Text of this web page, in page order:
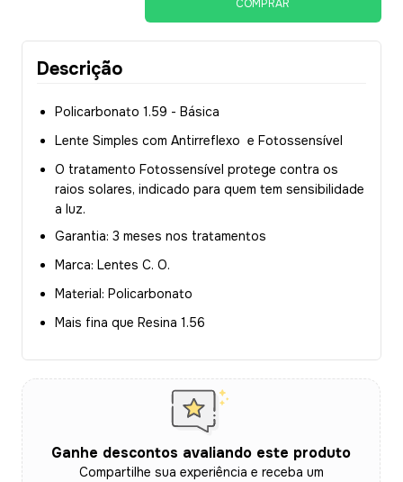
Descrição
Policarbonato 1.59 - Básica
Lente Simples com Antirreflexo e Fotossensível
O tratamento Fotossensível protege contra os
raios solares, indicado para quem tem sensibilidade
a luz.
Garantia: 3 meses nos tratamentos
Marca: Lentes C. O.
Material: Policarbonato
Mais fina que Resina 1.56
Ganhe descontos avaliando este produto
Compartilhe sua experiência e receba um